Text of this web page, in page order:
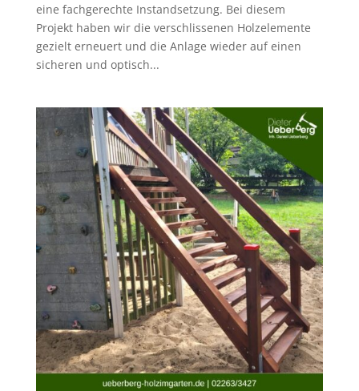
eine fachgerechte Instandsetzung. Bei diesem
Projekt haben wir die verschlissenen Holzelemente
gezielt erneuert und die Anlage wieder auf einen
sicheren und optisch...